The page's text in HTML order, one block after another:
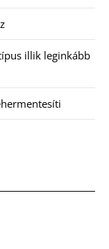
illik leginkább